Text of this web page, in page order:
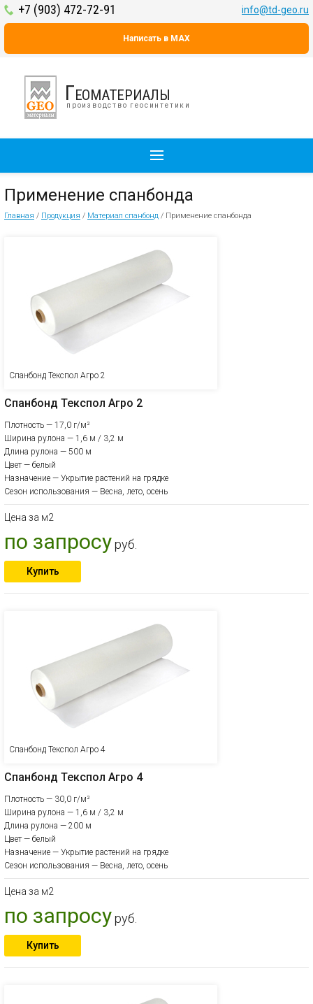
+7 (903) 472-72-91 info@td-geo.ru
Написать в MAX
Геоматериалы
производство геосинтетики
Применение спанбонда
Главная / Продукция / Материал спанбонд / Применение спанбонда
Спанбонд Текспол Агро 2
Спанбонд Текспол Агро 2
Плотность — 17,0 г/м²
Ширина рулона — 1,6 м / 3,2 м
Длина рулона — 500 м
Цвет — белый
Назначение — Укрытие растений на грядке
Сезон использования — Весна, лето, осень
Цена за м2
по запросуруб.
Купить
Спанбонд Текспол Агро 4
Спанбонд Текспол Агро 4
Плотность — 30,0 г/м²
Ширина рулона — 1,6 м / 3,2 м
Длина рулона — 200 м
Цвет — белый
Назначение — Укрытие растений на грядке
Сезон использования — Весна, лето, осень
Цена за м2
по запросуруб.
Купить